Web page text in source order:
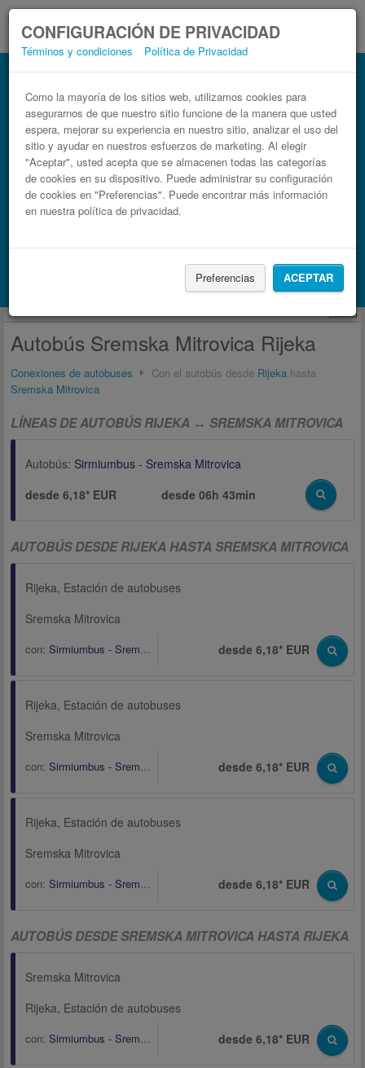
CONFIGURACIÓN DE PRIVACIDAD
Términos y condiciones Política de Privacidad
Como la mayoría de los sitios web, utilizamos cookies para
asegurarnos de que nuestro sitio funcione de la manera que usted
espera, mejorar su experiencia en nuestro sitio, analizar el uso del
sitio y ayudar en nuestros esfuerzos de marketing. Al elegir
"Aceptar", usted acepta que se almacenen todas las categorías
de cookies en su dispositivo. Puede administrar su configuración
de cookies en "Preferencias". Puede encontrar más información
en nuestra política de privacidad.
Preferencias ACEPTAR
Autobús Rijeka Sremska Mitrovica
Billetes de autobuses en solo 3 pasos
Busca también alojamiento con Booking.com
publicidad
Autobús Sremska Mitrovica Rijeka
Conexiones de autobuses Con el autobús desde Rijeka hasta
Sremska Mitrovica
LÍNEAS DE AUTOBÚS RIJEKA ↔ SREMSKA MITROVICA
Autobús: Sirmiumbus - Sremska Mitrovica
desde 6,18* EUR
desde06h 43min
AUTOBÚS DESDE RIJEKA HASTA SREMSKA MITROVICA
Rijeka, Estación de autobuses
Sremska Mitrovica
con: Sirmiumbus - Sremska Mitrovica desde 6,18* EUR
Rijeka, Estación de autobuses
Sremska Mitrovica
con: Sirmiumbus - Sremska Mitrovica desde 6,18* EUR
Rijeka, Estación de autobuses
Sremska Mitrovica
con: Sirmiumbus - Sremska Mitrovica desde 6,18* EUR
AUTOBÚS DESDE SREMSKA MITROVICA HASTA RIJEKA
Sremska Mitrovica
Rijeka, Estación de autobuses
con: Sirmiumbus - Sremska Mitrovica desde 6,18* EUR